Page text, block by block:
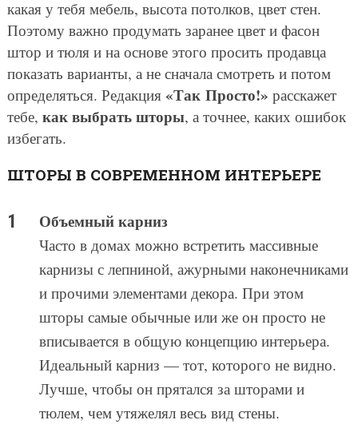
какая у тебя мебель, высота потолков, цвет стен.
Поэтому важно продумать заранее цвет и фасон
штор и тюля и на основе этого просить продавца
показать варианты, а не сначала смотреть и потом
определяться. Редакция «Так Просто!» расскажет
тебе, как выбрать шторы, а точнее, каких ошибок
избегать.
ШТОРЫ В СОВРЕМЕННОМ ИНТЕРЬЕРЕ
Объемный карниз
Часто в домах можно встретить массивные
карнизы с лепниной, ажурными наконечниками
и прочими элементами декора. При этом
шторы самые обычные или же он просто не
вписывается в общую концепцию интерьера.
Идеальный карниз — тот, которого не видно.
Лучше, чтобы он прятался за шторами и
тюлем, чем утяжелял весь вид стены.